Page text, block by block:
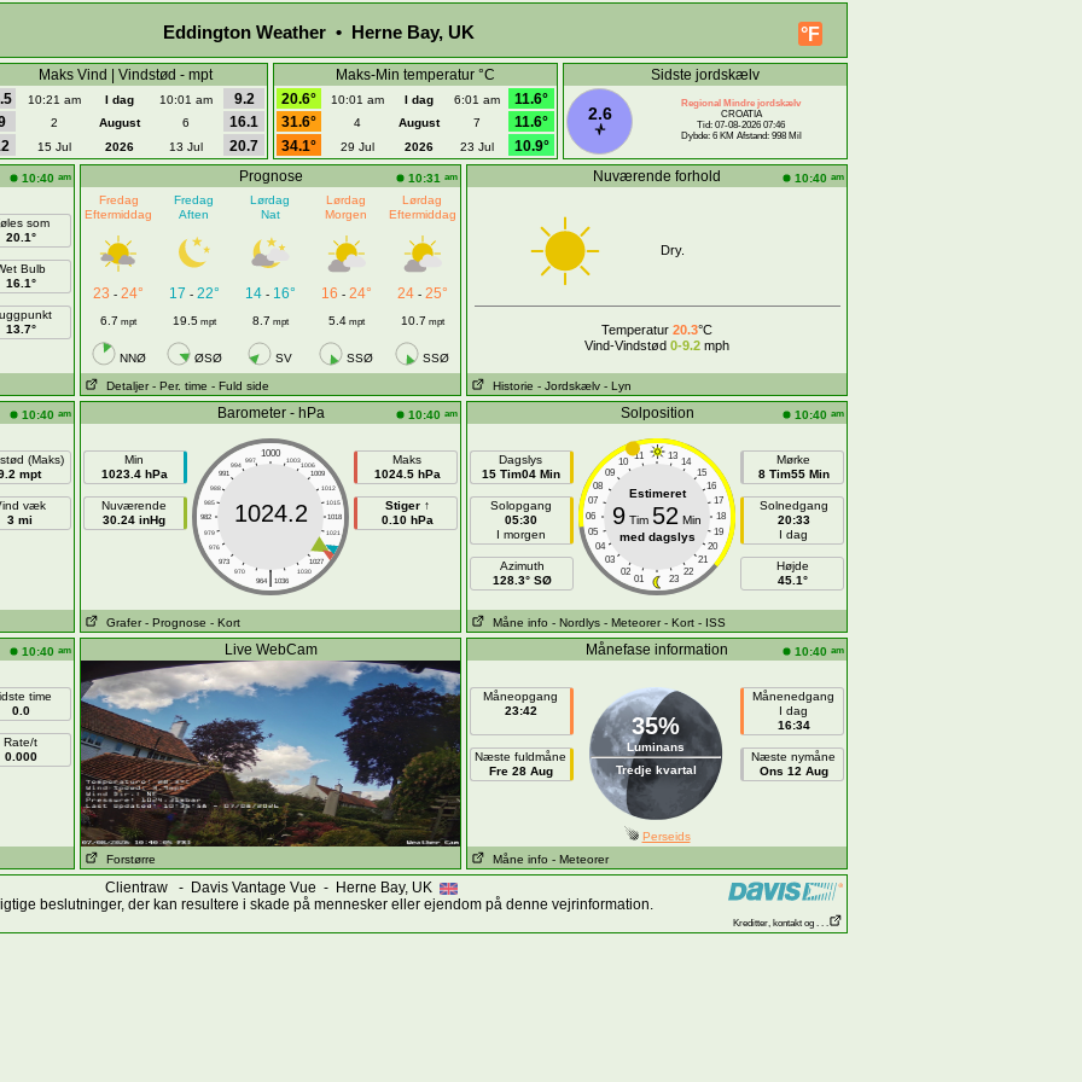
°F
Eddington Weather • Herne Bay, UK
Maks Vind | Vindstød - mpt
10:21 am I dag 10:01 am
9.2
2 August 6
16.1
15 Jul 2026 13 Jul 20.7
Maks-Min temperatur °C
20.6°
10:01 am I dag 6:01 am
11.6°
31.6°
4 August 7
11.6°
34.1°
29 Jul 2026 23 Jul 10.9°
Sidste jordskælv
2.6
Regional Mindre jordskælv
CROATIA
Tid: 07-08-2026 07:46
Dybde: 6 KM Afstand: 998 Mil
10:40 am
som
20.1°
Bulb
16.1°
13.7°
Prognose 10:31 am
Fredag
Eftermiddag
Fredag
Aften
Lørdag
Nat
Lørdag
Morgen
Lørdag
Eftermiddag
23 - 24° 17 - 22° 14- 16° 16 - 24° 24- 25°
6.7 mpt 19.5mpt 8.7 mpt 5.4mpt 10.7 mpt
NNØ ØSØ SV SSØ SSØ
Detaljer - Per. time - Fuld side
Nuværende forhold 10:40 am
Dry.
Temperatur 20.3°C
Vind-Vindstød 0-9.2 mph
Historie - Jordskælv - Lyn
10:40 am
(Maks)
mpt
væk
3 mi
Barometer - hPa 10:40 am
Min
1023.4 hPa
Nuværende
30.24 inHg
1000
997 1003
994
1006
991
1009
988
1012
985
1015
982
1018
979
1021
976
1024
973
1027
970
1030
|
964 1036
1024.2
Maks
1024.5 hPa
Stiger ↑
0.10 hPa
Grafer - Prognose - Kort
Solposition 10:40 am
Dagslys
15 Tim04 Min
Solopgang
05:30
I morgen
Azimuth
128.3° SØ
11 13
10
14
09
15
08
16
07
17
06
18
05
19
04
20
03
21
02
22
01 23
Estimeret
9 Tim 52 Min
med dagslys
Mørke
8 Tim55 Min
Solnedgang
20:33
I dag
Højde
45.1°
Måne info - Nordlys - Meteorer - Kort - ISS
10:40 am
time
0.0
Rate/t
0.000
Live WebCam
Forstørre
Månefase information 10:40 am
Måneopgang
23:42
Næste fuldmåne
Fre 28 Aug
35%
Luminans
Tredje kvartal
Månenedgang
I dag
16:34
Næste nymåne
Ons 12 Aug
Perseids
Måne info - Meteorer
Clientraw - Davis Vantage Vue - Herne Bay, UK
beslutninger, der kan resultere i skade på mennesker eller ejendom på denne vejrinformation.
Kreditter, kontakt og . . .